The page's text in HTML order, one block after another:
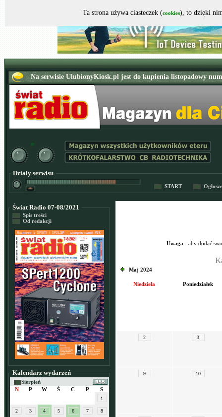
Działy serwisu
START
Świat Radio 07-08/2021
Spis treści
Od redakcji
Kalendarz wydarzeń
Sierpień
N
P W Ś C P S
1
2 3 4 5 6 7 8
Uwaga - aby dodać
Maj 2024
Niedziela Poniedziałek
2 3
9 10
Ta strona używa ciasteczek (cookies), to dzięki